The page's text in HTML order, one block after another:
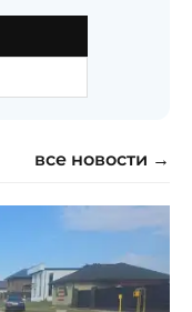
все новости →